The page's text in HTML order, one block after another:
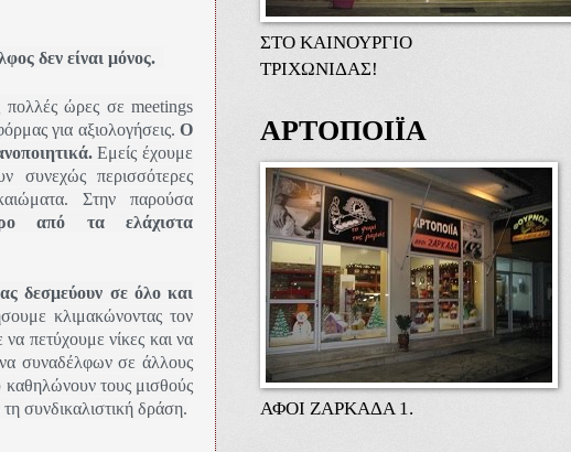
δεν είναι μόνος.
πολλές ώρες σε meetings
για αξιολογήσεις. Ο
Εμείς έχουμε
συνεχώς περισσότερες
Στην παρούσα
από τα ελάχιστα
δεσμεύουν σε όλο και
κλιμακώνοντας τον
πετύχουμε νίκες και να
συναδέλφων σε άλλους
τους μισθούς
συνδικαλιστική δράση.
ΣΤΟ ΚΑΙΝΟΥΡΓΙΟ
ΤΡΙΧΩΝΙΔΑΣ!
ΑΡΤΟΠΟΙΪΑ
ΑΦΟΙ ΖΑΡΚΑΔΑ 1.